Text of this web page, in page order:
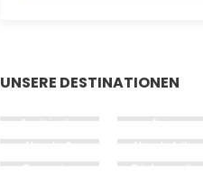
UNSERE DESTINATIONEN
Arabische
Halbinsel
Asien
Nord- &
West­
Nordafrika
&
Ozeanien
Süd­amerika